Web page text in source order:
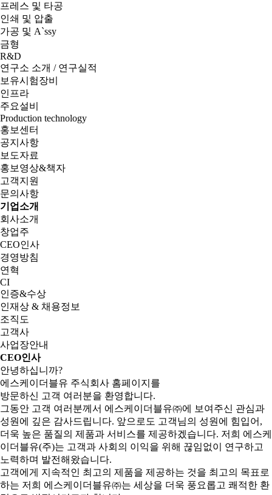
프레스 및 타공
인쇄 및 압출
가공 및 A`ssy
금형
R&D
연구소 소개 / 연구실적
보유시험장비
인프라
주요설비
Production technology
홍보센터
공지사항
보도자료
홍보영상&책자
고객지원
문의사항
기업소개
회사소개
창업주
CEO인사
경영방침
연혁
CI
인증&수상
인재상 & 채용정보
조직도
고객사
사업장안내
CEO인사
안녕하십니까?
에스케이더블유 주식회사 홈페이지를
방문하신 고객 여러분을 환영합니다.
그동안 고객 여러분께서 에스케이더블유㈜에 보여주신 관심과
성원에 깊은 감사드립니다. 앞으로도 고객님의 성원에 힘입어,
더욱 높은 품질의 제품과 서비스를 제공하겠습니다. 저희 에스케
이더블유(주)는 고객과 사회의 이익을 위해 끊임없이 연구하고
노력하며 발전해왔습니다.
고객에게 지속적인 최고의 제품을 제공하는 것을 최고의 목표로
하는 저희 에스케이더블유㈜는 세상을 더욱 풍요롭고 쾌적한 환